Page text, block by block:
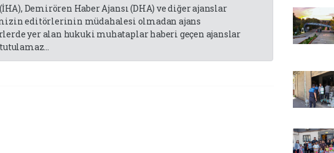
Demirören Haber Ajansı (DHA) ve diğer ajanslar
editörlerinin müdahalesi olmadan ajans
yer alan hukuki muhataplar haberi geçen ajanslar